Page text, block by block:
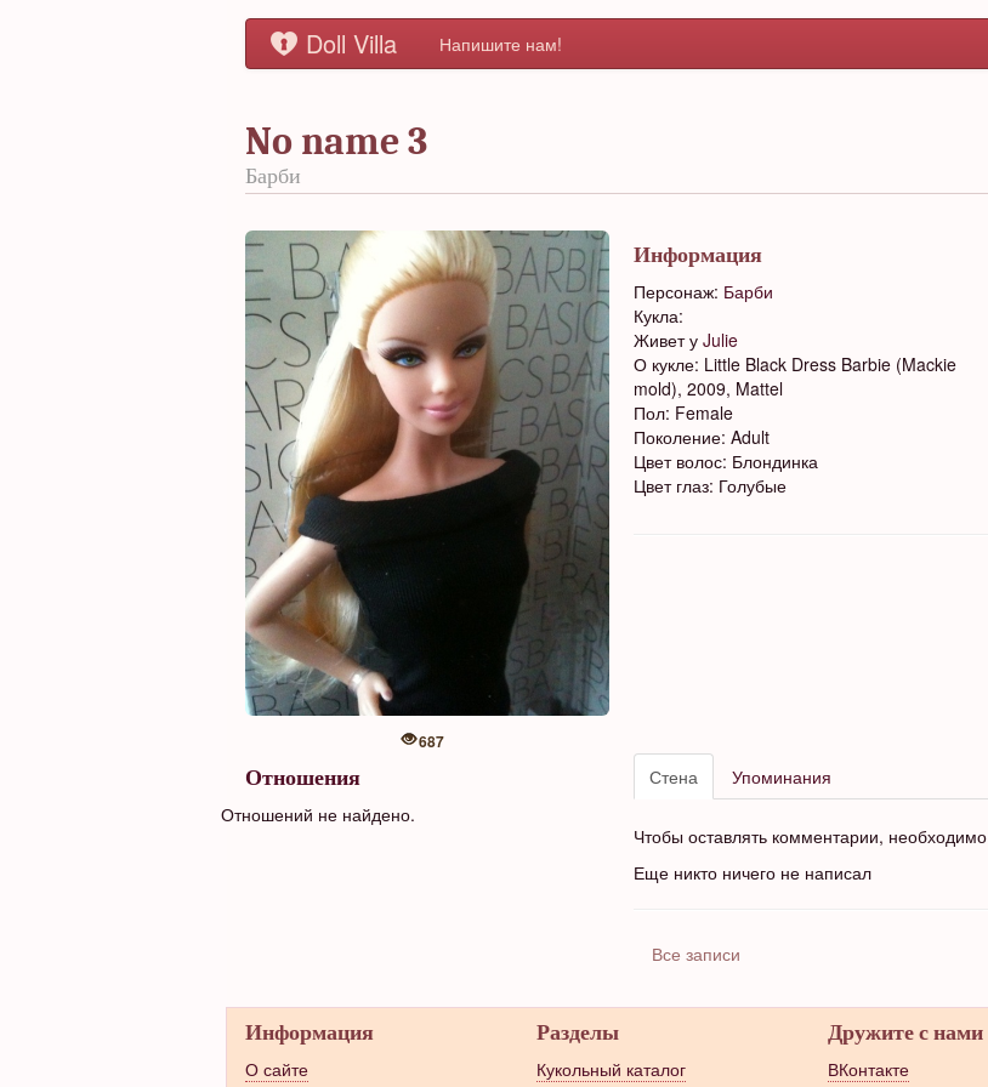
Doll Villa Напишите нам!
No name 3
Барби
687
Информация
Персонаж: Барби
Кукла:
Живет у Julie
О кукле: Little Black Dress Barbie (Mackie
mold), 2009, Mattel
Пол: Female
Поколение: Adult
Цвет волос: Блондинка
Цвет глаз: Голубые
Отношения
Отношений не найдено.
Стена Упоминания
Чтобы оставлять комментарии, необходимо
Еще никто ничего не написал
Все записи
Информация
О сайте
Разделы
Кукольный каталог
Дружите с нами
ВКонтакте